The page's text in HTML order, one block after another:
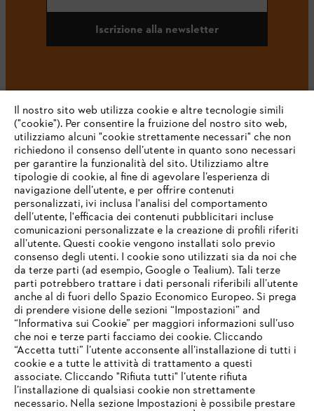
Iscrizione alla newsletter
#STIHL
L’azienda
STIHL FAQ
Service
IHR BROWSER WIRD NICHT
UNTERSTÜTZT
Sie nutzen einen Browser, den wir noch nicht unterstützen. Für
Il nostro sito web utilizza cookie e altre tecnologie simili
("cookie"). Per consentire la fruizione del nostro sito web,
utilizziamo alcuni "cookie strettamente necessari" che non
richiedono il consenso dell’utente in quanto sono necessari
per garantire la funzionalità del sito. Utilizziamo altre
tipologie di cookie, al fine di agevolare l’esperienza di
navigazione dell’utente, e per offrire contenuti
personalizzati, ivi inclusa l'analisi del comportamento
dell’utente, l'efficacia dei contenuti pubblicitari incluse
comunicazioni personalizzate e la creazione di profili riferiti
all’utente. Questi cookie vengono installati solo previo
consenso degli utenti. I cookie sono utilizzati sia da noi che
da terze parti (ad esempio, Google o Tealium). Tali terze
parti potrebbero trattare i dati personali riferibili all’utente
anche al di fuori dello Spazio Economico Europeo. Si prega
di prendere visione delle sezioni “Impostazioni” and
“Informativa sui Cookie” per maggiori informazioni sull’uso
che noi e terze parti facciamo dei cookie. Cliccando
“Accetta tutti” l’utente acconsente all’installazione di tutti i
cookie e a tutte le attività di trattamento a questi
associate. Cliccando "Rifiuta tutti" l’utente rifiuta
l’installazione di qualsiasi cookie non strettamente
necessario. Nella sezione Impostazioni è possibile prestare